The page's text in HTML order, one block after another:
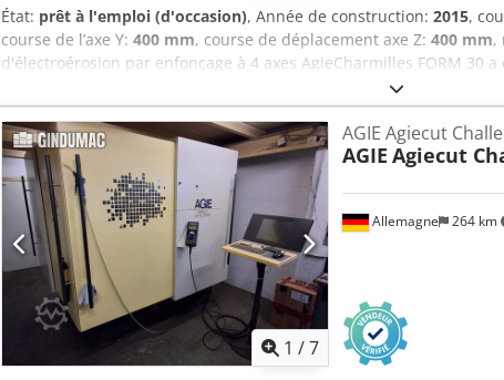
État: prêt à l'emploi (d'occasion), Année de construction: 2015,
course de l’axe Y: 400 mm, course de déplacement axe Z: 400 mm,
d'électroérosion par enfonçage à 4 axes AgieCharmilles FORM 30
une course de 600 mm sur l'axe X, de 400 mm sur l'axe Y et de 400
obtenir des capacités d'enfonçage de haute qualité, considérez la
nous avons à vendre. Contactez-nous pour plus d'informations.
1 /7
Allemagne 264 km
AGIE Agiecut
AGIE Agiecut